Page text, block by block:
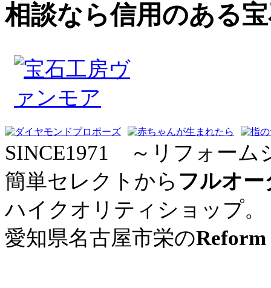
相談なら信用のある
SINCE1971 ～リフォーム
簡単セレクトから フルオ
ハイクオリティショップ。
愛知県名古屋市栄の